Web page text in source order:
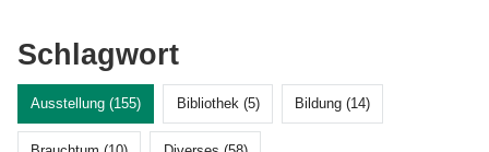
Schlagwort
Ausstellung (155) Bibliothek (5) Bildung (14)